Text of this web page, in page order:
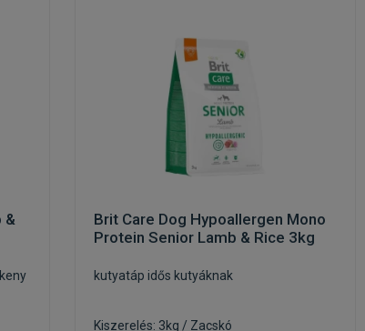
&
Brit Care Dog Hypoallergen Mono
Protein Senior Lamb & Rice 3kg
kutyatáp idős kutyáknak
Kiszerelés: 3kg / Zacskó